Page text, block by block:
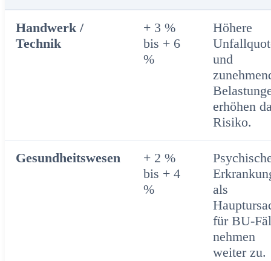
Handwerk /
Technik
+ 3 %
bis + 6
%
Höhere
und
erhöhen
Risiko.
Gesundheitswesen
+ 2 %
bis + 4
%
als
für BU-
nehmen
weiter zu.